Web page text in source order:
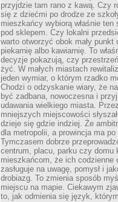
przyjdzie tam rano z kawą. Czy
się z dziećmi po drodze ze
mieszkańcy wybiorą właśnie ten
pod sklepem. Czy lokalni
warto otworzyć obok mały punkt
piekarnię albo kawiarnię. To
decyzje pokazują, czy
żyć. W małych miastach
jeden wymiar, o którym rzadko
Chodzi o odzyskanie wiary, że
być zadbana, nowoczesna i
udawania wielkiego miasta.
mniejszych miejscowości
dzieje się gdzie indziej. Że
dla metropolii, a prowincja ma po
Tymczasem dobrze
centrum, placu, parku czy domu
mieszkańcom, że ich codzienne
zasługuje na uwagę, pomysł i
drobiazg. To zmienia sposób
miejscu na mapie. Ciekawym
to, jak odmienia się język,